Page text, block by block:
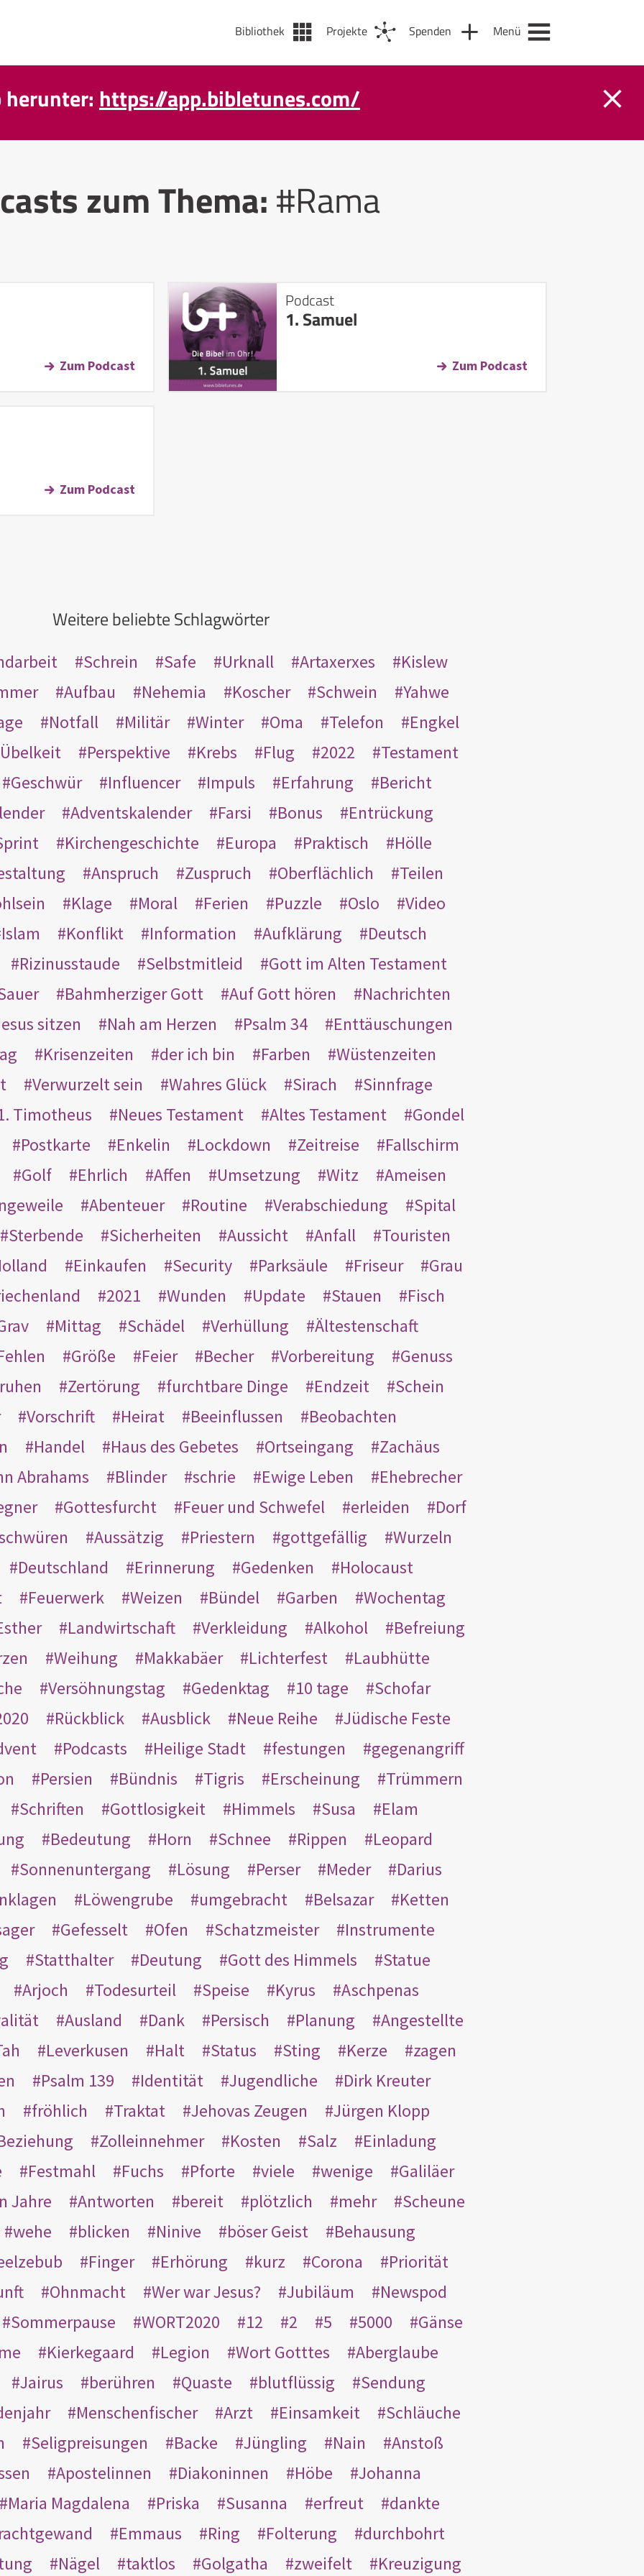
Bibliothek Projekte Spenden Menü
herunter: https://app.bibletunes.com/
zum Thema:#Rama
Zum Podcast
Podcast
1. Samuel
Zum Podcast
Zum Podcast
Weitere beliebte Schlagwörter
Schrein Safe Urknall Artaxerxes
Kislew
Aufbau Nehemia Koscher Schwein
Yahwe
Notfall Militär Winter Oma Telefon
Engkel
Übelkeit
Perspektive Krebs Flug 2022
Testament
Geschwür
Influencer Impuls Erfahrung
Bericht
Adventskalender Farsi Bonus
Entrückung
Kirchengeschichte Europa Praktisch
Hölle
Anspruch Zuspruch Oberflächlich
Teilen
Klage Moral Ferien Puzzle Oslo
Video
Islam
Konflikt Information Aufklärung
Deutsch
Rizinusstaude
Selbstmitleid
Gott im Alten Testament
Bahmherziger Gott Auf Gott hören
Nachrichten
sitzen
Nah am Herzen Psalm 34
Enttäuschungen
Krisenzeiten der ich bin Farben
Wüstenzeiten
Verwurzelt sein Wahres Glück Sirach
Sinnfrage
Timotheus
Neues Testament Altes Testament
Gondel
Postkarte
Enkelin Lockdown Zeitreise
Fallschirm
Golf
Ehrlich Affen Umsetzung Witz
Ameisen
Abenteuer Routine Verabschiedung
Spital
Sterbende
Sicherheiten Aussicht Anfall
Touristen
Einkaufen Security Parksäule Friseur
Grau
2021 Wunden Update Stauen
Fisch
Mittag Schädel Verhüllung
Ältestenschaft
Größe Feier Becher Vorbereitung
Genuss
Zertörung furchtbare Dinge Endzeit
Schein
Vorschrift Heirat Beeinflussen
Beobachten
Handel Haus des Gebetes Ortseingang
Zachäus
Abrahams
Blinder schrie Ewige Leben
Ehebrecher
Gottesfurcht Feuer und Schwefel erleiden
Dorf
Aussätzig Priestern gottgefällig
Wurzeln
Deutschland
Erinnerung Gedenken
Holocaust
Feuerwerk Weizen Bündel Garben
Wochentag
Landwirtschaft Verkleidung Alkohol
Befreiung
Weihung Makkabäer Lichterfest
Laubhütte
Versöhnungstag Gedenktag 10 tage
Schofar
Rückblick Ausblick Neue Reihe
Jüdische Feste
Podcasts Heilige Stadt festungen
gegenangriff
Persien Bündnis Tigris Erscheinung
Trümmern
Schriften
Gottlosigkeit Himmels Susa
Elam
Bedeutung Horn Schnee Rippen
Leopard
Sonnenuntergang
Lösung Perser Meder
Darius
Löwengrube umgebracht Belsazar
Ketten
Gefesselt Ofen Schatzmeister
Instrumente
Statthalter Deutung Gott des Himmels
Statue
Arjoch
Todesurteil Speise Kyrus
Aschpenas
Ausland Dank Persisch Planung
Angestellte
Leverkusen Halt Status Sting Kerze
zagen
Psalm 139 Identität Jugendliche
Dirk Kreuter
fröhlich Traktat Jehovas Zeugen
Jürgen Klopp
Zolleinnehmer Kosten Salz
Einladung
Festmahl Fuchs Pforte viele wenige
Galiläer
Jahre
Antworten bereit plötzlich mehr
Scheune
wehe
blicken Ninive böser Geist
Behausung
Finger Erhörung kurz Corona
Priorität
Ohnmacht Wer war Jesus? Jubiläum
Newspod
Sommerpause
WORT2020 12 2 5 5000
Gänse
Kierkegaard Legion Wort Gotttes
Aberglaube
Jairus
berühren Quaste blutflüssig
Sendung
Menschenfischer Arzt Einsamkeit
Schläuche
Seligpreisungen Backe Jüngling Nain
Anstoß
Apostelinnen Diakoninnen Höbe
Johanna
Maria Magdalena
Priska Susanna erfreut
dankte
Emmaus Ring Folterung
durchbohrt
Nägel taktlos Golgatha zweifelt Kreuzigung